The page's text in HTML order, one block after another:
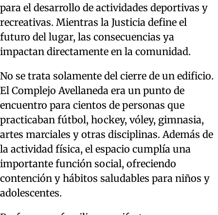
para el desarrollo de actividades deportivas y
recreativas. Mientras la Justicia define el
futuro del lugar, las consecuencias ya
impactan directamente en la comunidad.
No se trata solamente del cierre de un edificio.
El Complejo Avellaneda era un punto de
encuentro para cientos de personas que
practicaban fútbol, hockey, vóley, gimnasia,
artes marciales y otras disciplinas. Además de
la actividad física, el espacio cumplía una
importante función social, ofreciendo
contención y hábitos saludables para niños y
adolescentes.